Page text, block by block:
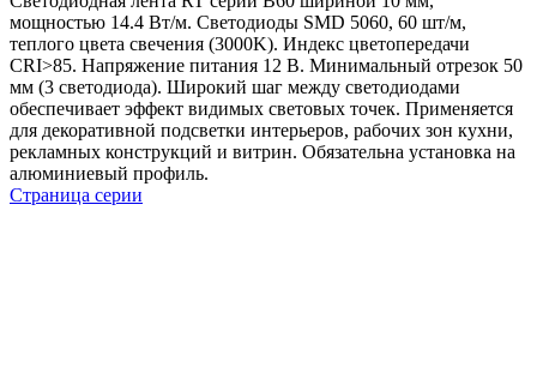
мощностью 14.4 Вт/м. Светодиоды SMD 5060, 60 шт/м,
теплого цвета свечения (3000K). Индекс цветопередачи
CRI>85. Напряжение питания 12 В. Минимальный отрезок 50
мм (3 светодиода). Широкий шаг между светодиодами
обеспечивает эффект видимых световых точек. Применяется
для декоративной подсветки интерьеров, рабочих зон кухни,
рекламных конструкций и витрин. Обязательна установка на
алюминиевый профиль.
Страница серии